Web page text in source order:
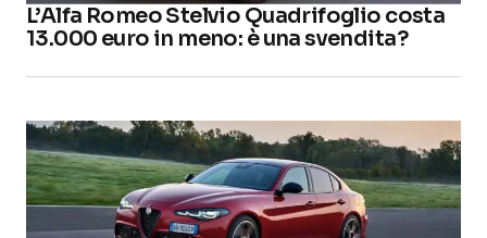
L’Alfa Romeo Stelvio Quadrifoglio costa
13.000 euro in meno: è una svendita?